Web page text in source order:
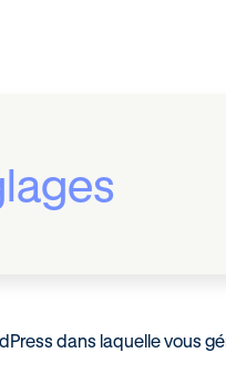
dans laquelle vous